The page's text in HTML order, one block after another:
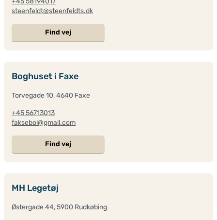
steenfeldt@steenfeldts.dk
Find vej
Boghuset i Faxe
Torvegade 10, 4640 Faxe
+45 56713013
fakseboi@gmail.com
Find vej
MH Legetøj
Østergade 44, 5900 Rudkøbing